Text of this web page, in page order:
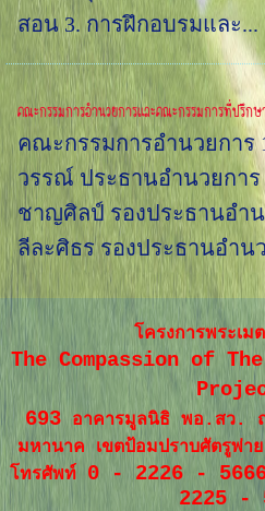
สอน 3. การฝึกอบรมและ...
คณะกรรมการอำนวยการและคณะกรรมการที่ปรึก
คณะกรรมการอำนวยการ
วรรณ์ ประธานอำนวยกา
ชาญศิลป์ รองประธานอำ
ลีละศิธร รองประธานอำน
โครงการพระเม
The Compassion of
693 อาคารมูลนิธิ พอ.สว. ถ
มหานาค เขตป้อมปราบศัตรูพ่
โทรศัพท์ 0 - 2226 -
2225 -